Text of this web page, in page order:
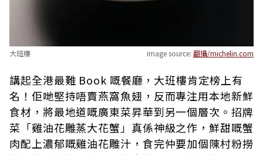
大班樓 image source: 翻攝/michelin.com
講起全港最難 Book 嘅餐廳，大班樓肯定榜上有
名！佢哋堅持唔賣燕窩魚翅，反而專注用本地新鮮
食材，將最地道嘅廣東菜昇華到另一個層次。招牌
菜「雞油花雕蒸大花蟹」真係神級之作，鮮甜嘅蟹
肉配上濃郁嘅雞油花雕汁，食完仲要加個陳村粉撈